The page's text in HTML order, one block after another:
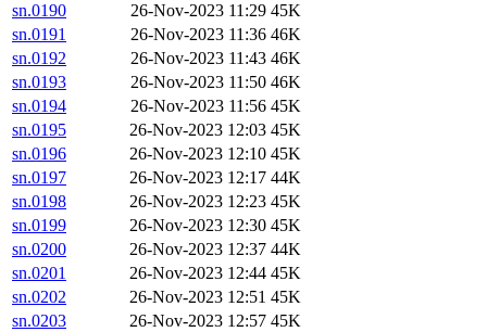
sn.0190
26-Nov-2023 11:29 45K
sn.0191
26-Nov-2023 11:36 46K
sn.0192
26-Nov-2023 11:43 46K
sn.0193
26-Nov-2023 11:50 46K
sn.0194
26-Nov-2023 11:56 45K
sn.0195
26-Nov-2023 12:03 45K
sn.0196
26-Nov-2023 12:10 45K
sn.0197
26-Nov-2023 12:17 44K
sn.0198
26-Nov-2023 12:23 45K
sn.0199
26-Nov-2023 12:30 45K
sn.0200
26-Nov-2023 12:37 44K
sn.0201
26-Nov-2023 12:44 45K
sn.0202
26-Nov-2023 12:51 45K
sn.0203
26-Nov-2023 12:57 45K